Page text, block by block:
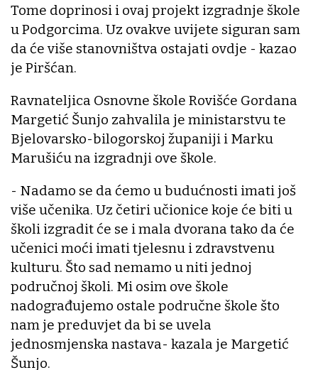
Tome doprinosi i ovaj projekt izgradnje škole
u Podgorcima. Uz ovakve uvijete siguran sam
da će više stanovništva ostajati ovdje - kazao
je Piršćan.
Ravnateljica Osnovne škole Rovišće Gordana
Margetić Šunjo zahvalila je ministarstvu te
Bjelovarsko-bilogorskoj županiji i Marku
Marušiću na izgradnji ove škole.
- Nadamo se da ćemo u budućnosti imati još
više učenika. Uz četiri učionice koje će biti u
školi izgradit će se i mala dvorana tako da će
učenici moći imati tjelesnu i zdravstvenu
kulturu. Što sad nemamo u niti jednoj
područnoj školi. Mi osim ove škole
nadograđujemo ostale područne škole što
nam je preduvjet da bi se uvela
jednosmjenska nastava- kazala je Margetić
Šunjo.